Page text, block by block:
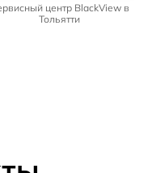
центр BlackView в
Тольятти